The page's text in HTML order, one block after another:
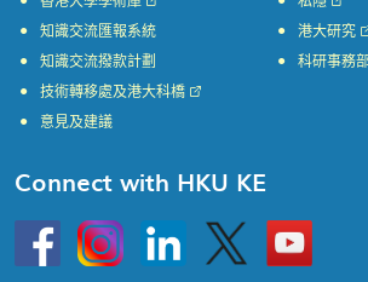
知識交流匯報系統
知識交流撥款計劃
港大研究
科研事務
技術轉移處及港大科橋
意見及建議
Connect with HKU KE
HKU
InstagramLinkedin Twitter
Go
to
HKU